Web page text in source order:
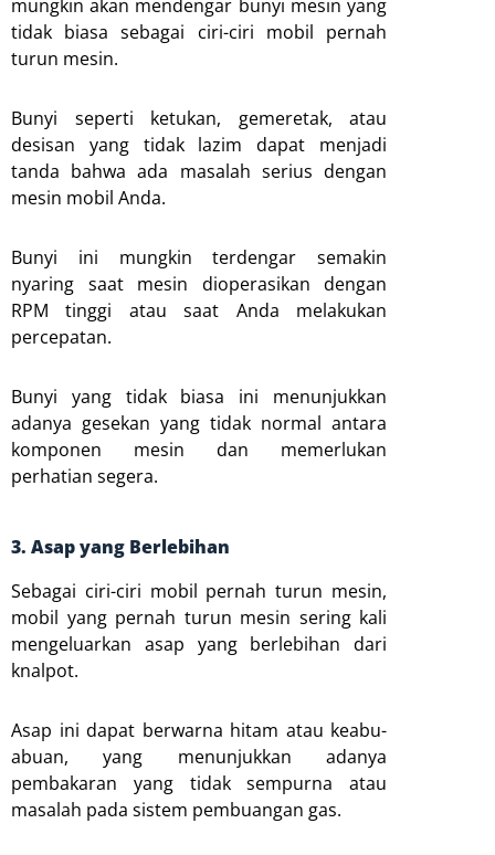
mungkin akan mendengar bunyi mesin yang
tidak biasa sebagai ciri-ciri mobil pernah
turun mesin.
Bunyi seperti ketukan, gemeretak, atau
desisan yang tidak lazim dapat menjadi
tanda bahwa ada masalah serius dengan
mesin mobil Anda.
Bunyi ini mungkin terdengar semakin
nyaring saat mesin dioperasikan dengan
RPM tinggi atau saat Anda melakukan
percepatan.
Bunyi yang tidak biasa ini menunjukkan
adanya gesekan yang tidak normal antara
komponen mesin dan memerlukan
perhatian segera.
3. Asap yang Berlebihan
Sebagai ciri-ciri mobil pernah turun mesin,
mobil yang pernah turun mesin sering kali
mengeluarkan asap yang berlebihan dari
knalpot.
Asap ini dapat berwarna hitam atau keabu-
abuan, yang menunjukkan adanya
pembakaran yang tidak sempurna atau
masalah pada sistem pembuangan gas.